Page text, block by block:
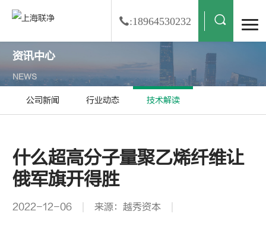
:18964530232
资讯中心
NEWS
公司新闻 行业动态 技术解读
什么超高分子量聚乙烯纤维让
俄军旗开得胜
2022-12-06 来源：越秀资本